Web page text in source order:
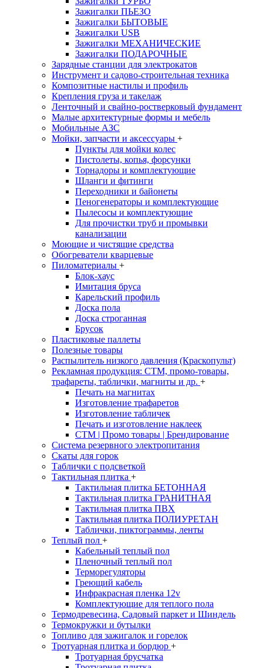
Зажигалки ПЬЕЗО
Зажигалки БЫТОВЫЕ
Зажигалки USB
Зажигалки МЕХАНИЧЕСКИЕ
Зажигалки ПОДАРОЧНЫЕ
Зарядные станции для электрокатов
Инструмент и садово-строительная техника
Композитные настилы и профиль
Крепления груза и такелаж
Ленточный и свайно-ростверковый фундамент
Малые архитектурные формы и мебель
Мобильные АЗС
Мойки, запчасти и аксессуары +
Пункты для мойки колес
Пистолеты, копья, форсунки
Торнадоры и комплектующие
Шланги и фитинги
Переходники и байонеты
Пеногенераторы и комплектующие
Пылесосы и комплектующие
Для прочистки труб и промывки
канализации
Моющие и чистящие средства
Обогреватели кварцевые
Пиломатериалы +
Блок-хаус
Имитация бруса
Карельский профиль
Доска пола
Доска строганная
Брусок
Пластиковые паллеты
Полезные товары
Распылитель низкого давления (Краскопульт)
Рекламная продукция: CTM, промо-товары,
трафареты, таблички, магниты и др. +
Печать на магнитах
Изготовление трафаретов
Изготовление табличек
Печать и изготовление наклеек
CTM | Промо товары | Брендирование
Система резервного электропитания
Скаты для горок
Таблички с подсветкой
Тактильная плитка +
Тактильная плитка БЕТОННАЯ
Тактильная плитка ГРАНИТНАЯ
Тактильная плитка ПВХ
Тактильная плитка ПОЛИУРЕТАН
Таблички, пиктограммы, ленты
Теплый пол +
Кабельный теплый пол
Пленочный теплый пол
Терморегуляторы
Греющий кабель
Инфракрасная пленка 12v
Комплектующие для теплого пола
Термодревесина, Садовый паркет и Шиндель
Термокружки и бутылки
Топливо для зажигалок и горелок
Тротуарная плитка и бордюр +
Тротуарная брусчатка